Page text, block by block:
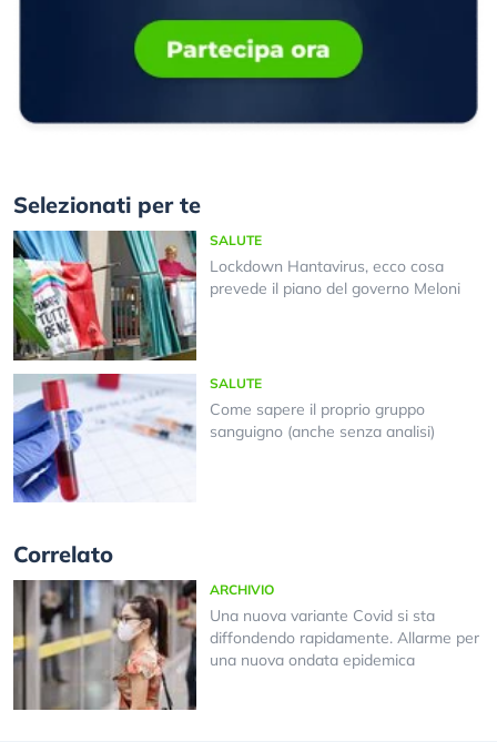
Selezionati per te
SALUTE
Lockdown Hantavirus, ecco cosa
prevede il piano del governo Meloni
SALUTE
Come sapere il proprio gruppo
sanguigno (anche senza analisi)
Correlato
ARCHIVIO
Una nuova variante Covid si sta
diffondendo rapidamente. Allarme per
una nuova ondata epidemica